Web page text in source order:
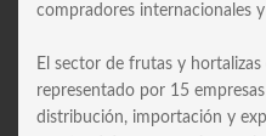
compradores internacionales
El sector de frutas y
representado por 15
distribución, importación y